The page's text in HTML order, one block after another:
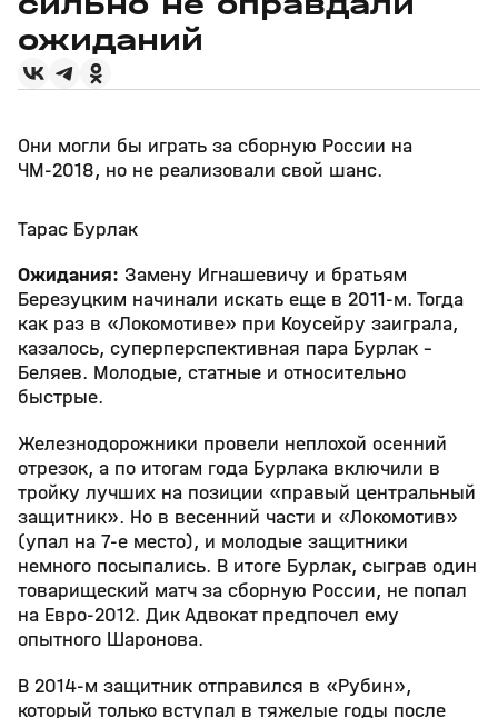
ожиданий
Они могли бы играть за сборную России на
ЧМ-2018, но не реализовали свой шанс.
Тарас Бурлак
Ожидания: Замену Игнашевичу и братьям
Березуцким начинали искать еще в 2011-м. Тогда
как раз в «Локомотиве» при Коусейру заиграла,
казалось, суперперспективная пара Бурлак –
Беляев. Молодые, статные и относительно
быстрые.
Железнодорожники провели неплохой осенний
отрезок, а по итогам года Бурлака включили в
тройку лучших на позиции «правый центральный
защитник». Но в весенний части и «Локомотив»
(упал на 7-е место), и молодые защитники
немного посыпались. В итоге Бурлак, сыграв один
товарищеский матч за сборную России, не попал
на Евро-2012. Дик Адвокат предпочел ему
опытного Шаронова.
В 2014-м защитник отправился в «Рубин»,
который только вступал в тяжелые годы после